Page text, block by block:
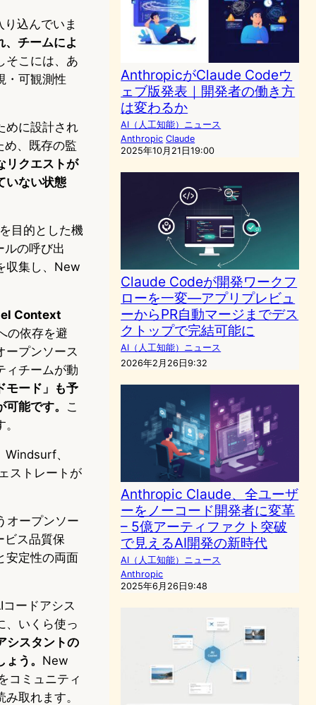
込んでいま
チームによ
そこには、あ
・可観測性
めに設計され
め、既存の監
リクエストが
いない状態
目的とした機
ルの呼び出
収集し、New
Context
の依存を避
ープンソース
ィチームが動
モード」も予
能です。
こ
、
ストレートが
オープンソー
ビス品質保
安定性の両面
ードアシス
、いくら使っ
シスタントの
う。 New
コミュニティ
取れます。
AnthropicがClaude Codeウ
ェブ版発表｜開発者の働き方
は変わるか
AI（人工知能）ニュース
Anthropic Claude
2025年10月21日19:00
Claude Codeが開発ワークフ
ローを一変—アプリプレビュ
ーからPR自動マージまでデス
クトップで完結可能に
AI（人工知能）ニュース
2026年2月26日9:32
Anthropic Claude、全ユーザ
ーをノーコード開発者に変革
– 5億アーティファクト突破
で見えるAI開発の新時代
AI（人工知能）ニュース
Anthropic
2025年6月26日9:48